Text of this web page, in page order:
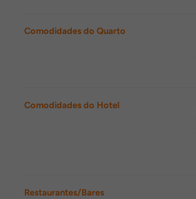
Comodidades do Quarto
Comodidades do Hotel
Restaurantes/Bares